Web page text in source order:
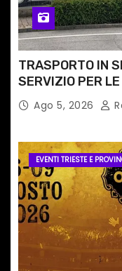
TRASPORTO IN
SERVIZIO PER
PERCORSI,
Ago 5, 2026
EVENTI TRIESTE E